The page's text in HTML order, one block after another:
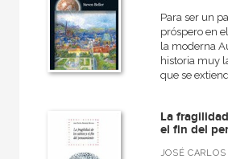
Básica de Bolsillo  Serie Utopías
Caprichos
Ciencia
Para ser un
próspero en
la moderna
historia muy
que se
La
el fin del
JOSÉ CARLOS